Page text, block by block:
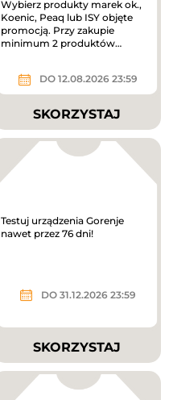
Wybierz produkty marek ok.,
Koenic, Peaq lub ISY objęte
promocją. Przy zakupie
minimum 2 produktów
DO 12.08.2026 23:59
SKORZYSTAJ
Testuj urządzenia Gorenje
nawet przez 76 dni!
DO 31.12.2026 23:59
SKORZYSTAJ